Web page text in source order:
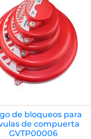
de bloqueos para
de compuerta
GVTP00006